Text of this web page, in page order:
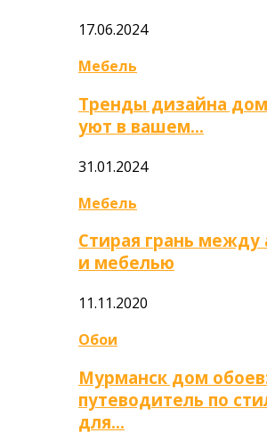
17.06.2024
Мебель
Тренды дизайна
уют в вашем…
31.01.2024
Мебель
Стирая грань между
и мебелью
11.11.2020
Обои
Мурманск дом
путеводитель по
для…